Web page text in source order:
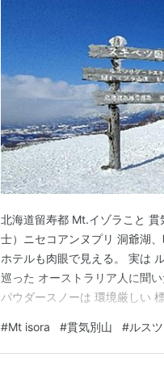
北海道留寿都 Mt.イゾラこと
士）ニセコアンヌプリ 洞爺湖
ホテルも肉眼で見える。 実は
巡った オーストラリア人に聞
パウダースノーは 環境厳しい
本が一番良いのかねぇ？ コロ
時間に…
#Mt isora #貫気別山 #ルス